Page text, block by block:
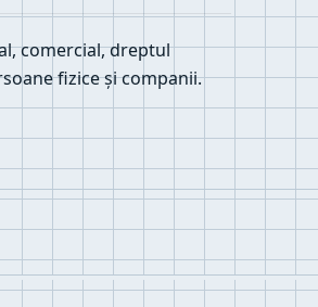
comercial, dreptul
fizice și companii.